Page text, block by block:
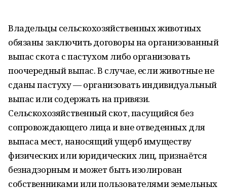
Владельцы сельскохозяйственных животных
обязаны заключить договоры на организованный
выпас скота с пастухом либо организовать
поочередный выпас. В случае, если животные не
сданы пастуху — организовать индивидуальный
выпас или содержать на привязи.
Сельскохозяйственный скот, пасущийся без
сопровождающего лица и вне отведенных для
выпаса мест, наносящий ущерб имуществу
физических или юридических лиц, признаётся
безнадзорным и может быть изолирован
собственниками или пользователями земельных